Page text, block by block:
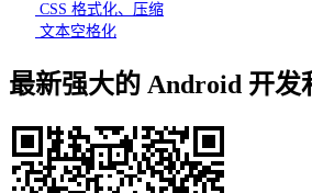
CSS 格式化、压缩
文本空格化
最新强大的 Android 开发